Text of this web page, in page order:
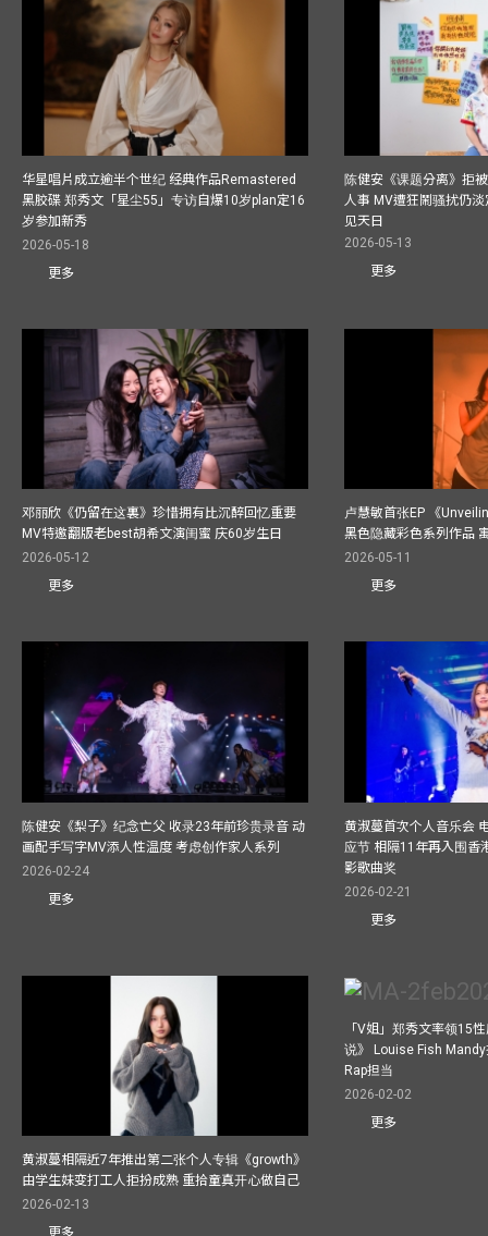
华星唱片成立逾半个世纪 经典作品Remastered
黑胶碟 郑秀文「星尘55」专访自爆10岁plan定16
岁参加新秀
2026-05-18
更多
陈健安《课题分离》拒
人事 MV遭狂鬧骚扰仍
见天日
2026-05-13
更多
邓丽欣《仍留在这裏》珍惜拥有比沉醉回忆重要
MV特邀翻版老best胡希文演闺蜜 庆60岁生日
2026-05-12
更多
卢慧敏首张EP 《
黑色隐藏彩色系列作品
2026-05-11
更多
陈健安《梨子》纪念亡父 收录23年前珍贵录音 动
画配手写字MV添人性温度 考虑创作家人系列
2026-02-24
更多
黄淑蔓首次个人音乐会
应节 相隔11年再入围香
影歌曲奖
2026-02-21
更多
黄淑蔓相隔近7年推出第二张个人专辑《growth》
由学生妹变打工人拒扮成熟 重拾童真开心做自己
2026-02-13
「V姐」郑秀文率领15
说》 Louise Fish
Rap担当
2026-02-02
更多